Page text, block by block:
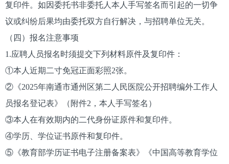
复印件。如因委托书非委托人本人手写签名而引起的一切争
议或纠纷后果均由委托双方自行解决，与招聘单位无关。
（四）报名注意事项
1.应聘人员报名时须提交下列材料原件及复印件：
①本人近期二寸免冠正面彩照2张。
②《2025年南通市通州区第二人民医院公开招聘编外工作人
员报名登记表》（附件2，本人手写签名）
③本人在有效期内的二代身份证原件和复印件。
④学历、学位证书原件和复印件。
⑤《教育部学历证书电子注册备案表》《中国高等教育学位